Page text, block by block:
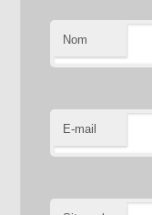
Nom
E-mail